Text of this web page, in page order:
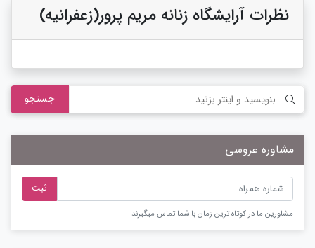
نظرات آرایشگاه زنانه مریم پرور(زعفرانیه)
جستجو
مشاوره عروسی
ثبت
مشاورین ما در کوتاه ترین زمان با شما تماس میگیرند .